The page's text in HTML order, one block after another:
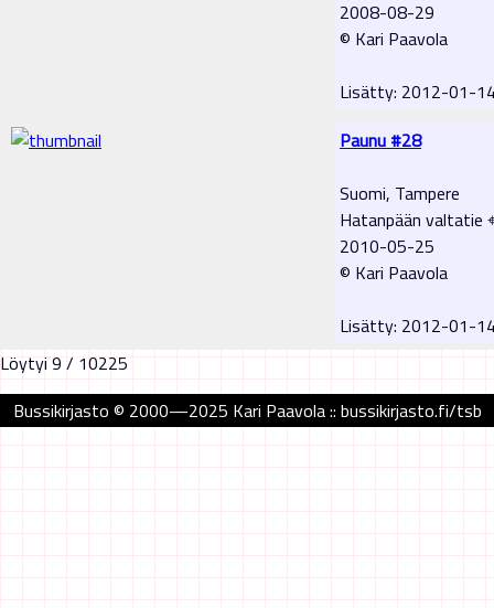
2008-08-29
© Kari Paavola
Lisätty: 2012-01-
Paunu #28
Suomi, Tampere
Hatanpään valtatie
2010-05-25
© Kari Paavola
Lisätty: 2012-01-
Löytyi 9 / 10225
Bussikirjasto © 2000—2025 Kari Paavola :: bussikirjasto.fi/tsb